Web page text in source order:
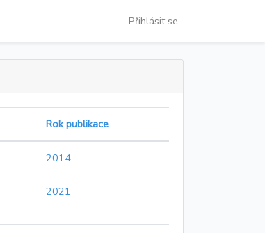
Přihlásit se
Rok publikace
2014
2021